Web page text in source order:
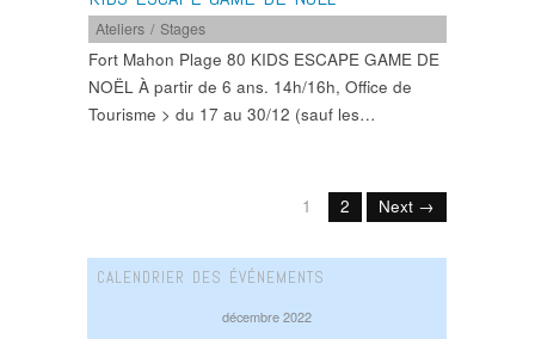
Ateliers / Stages
Fort Mahon Plage 80 KIDS ESCAPE GAME DE
NOËL À partir de 6 ans. 14h/16h, Office de
Tourisme > du 17 au 30/12 (sauf les…
1 2 Next →
CALENDRIER DES ÉVÉNEMENTS
décembre 2022